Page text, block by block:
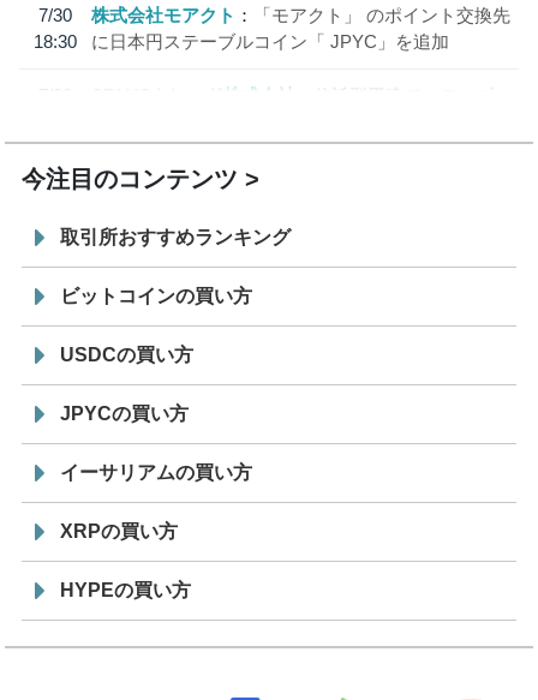
7/30
18:30
株式会社モアクト
「モアクト」 のポイント交換先
に日本円ステーブルコイン「 JPYC」を追加
7/29
SBI VCトレード株式会社
信託型円建てステーブル
今注目のコンテンツ
取引所おすすめランキング
ビットコインの買い方
USDCの買い方
JPYCの買い方
イーサリアムの買い方
XRPの買い方
HYPEの買い方